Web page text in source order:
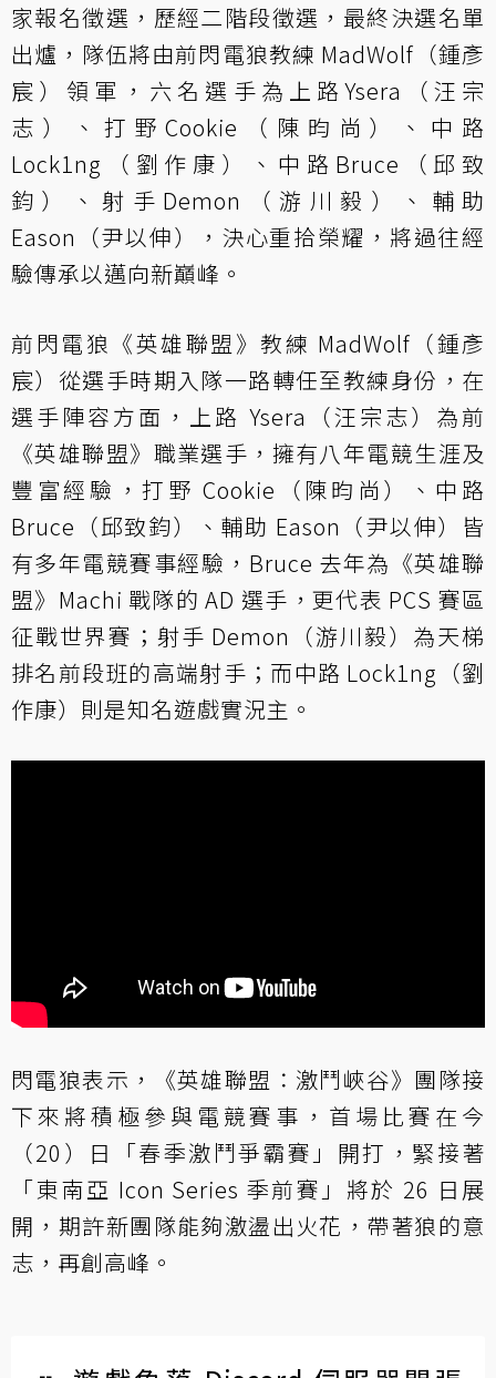
家報名徵選，歷經二階段徵選，最終決選名單
出爐，隊伍將由前閃電狼教練 MadWolf（鍾彥
宸）領軍，六名選手為上路Ysera（汪宗
志）、打野Cookie（陳昀尚）、中路
Lock1ng（劉作康）、中路Bruce（邱致
鈞）、射手Demon（游川毅）、輔助
Eason（尹以伸），決心重拾榮耀，將過往經
驗傳承以邁向新巔峰。
前閃電狼《英雄聯盟》教練 MadWolf（鍾彥
宸）從選手時期入隊一路轉任至教練身份，在
選手陣容方面，上路 Ysera（汪宗志）為前
《英雄聯盟》職業選手，擁有八年電競生涯及
豐富經驗，打野 Cookie（陳昀尚）、中路
Bruce（邱致鈞）、輔助 Eason（尹以伸）皆
有多年電競賽事經驗，Bruce 去年為《英雄聯
盟》Machi 戰隊的 AD 選手，更代表 PCS 賽區
征戰世界賽；射手 Demon（游川毅）為天梯
排名前段班的高端射手；而中路 Lock1ng（劉
作康）則是知名遊戲實況主。
閃電狼表示，《英雄聯盟：激鬥峽谷》團隊接
下來將積極參與電競賽事，首場比賽在今
（20）日「春季激鬥爭霸賽」開打，緊接著
「東南亞 Icon Series 季前賽」將於 26 日展
開，期許新團隊能夠激盪出火花，帶著狼的意
志，再創高峰。